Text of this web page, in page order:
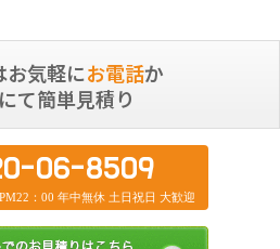
お気軽にお電話か
にて簡単見積り
06-8509
：00 年中無休 土日祝日 大歓迎